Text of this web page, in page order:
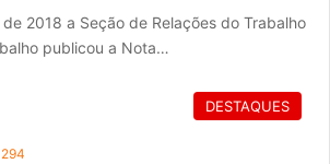
2018 a Seção de Relações do Trabalho
publicou a Nota…
DESTAQUES
294